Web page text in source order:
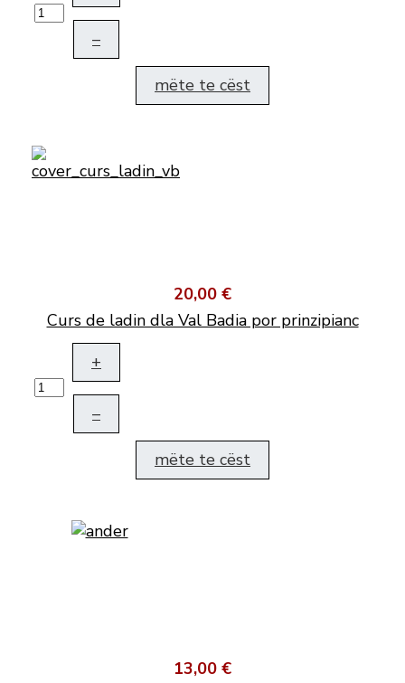
–
mëte te cëst
20,00 €
Curs de ladin dla Val Badia por prinzipianc
+
–
mëte te cëst
13,00 €